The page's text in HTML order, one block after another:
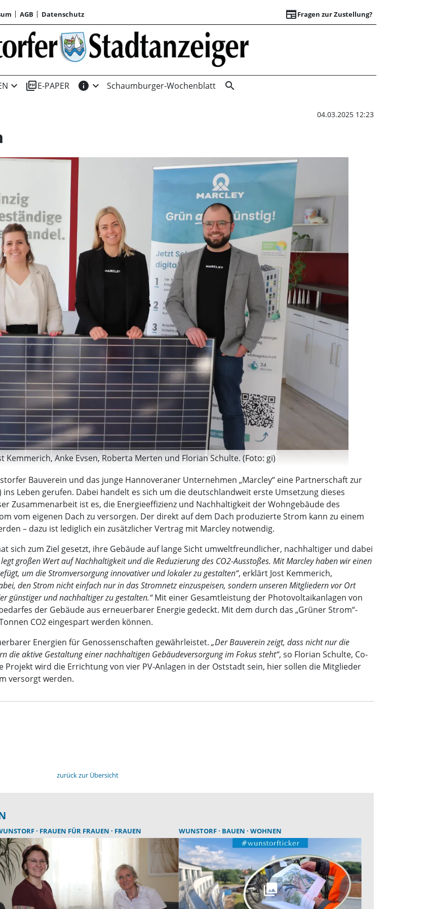
AGB Datenschutz newspaperFragen zur Zustellung?
Kooperation
expand_more picture_as_pdfE-PAPER info expand_more Schaumburger-Wochenblatt search
04.03.2025 12:23
Anke Evsen, Roberta Merten und Florian Schulte. (Foto: gi)
Bauverein und das junge Hannoveraner Unternehmen „Marcley“ eine Partnerschaft zur
Leben gerufen. Dabei handelt es sich um die deutschlandweit erste Umsetzung dieses
Zusammenarbeit ist es, die Energieeffizienz und Nachhaltigkeit der Wohngebäude des
vom eigenen Dach zu versorgen. Der direkt auf dem Dach produzierte Strom kann zu einem
– dazu ist lediglich ein zusätzlicher Vertrag mit Marcley notwendig.
sich zum Ziel gesetzt, ihre Gebäude auf lange Sicht umweltfreundlicher, nachhaltiger und dabei
großen Wert auf Nachhaltigkeit und die Reduzierung des CO2-Ausstoßes. Mit Marcley haben wir einen
um die Stromversorgung innovativer und lokaler zu gestalten“, erklärt Jost Kemmerich,
den Strom nicht einfach nur in das Stromnetz einzuspeisen, sondern unseren Mitgliedern vor Ort
günstiger und nachhaltiger zu gestalten.“Mit einer Gesamtleistung der Photovoltaikanlagen von
der Gebäude aus erneuerbarer Energie gedeckt. Mit dem durch das „Grüner Strom“-
CO2 eingespart werden können.
Energien für Genossenschaften gewährleistet. „Der Bauverein zeigt, dass nicht nur die
die aktive Gestaltung einer nachhaltigen Gebäudeversorgung im Fokus steht“, so Florian Schulte, Co-
Projekt wird die Errichtung von vier PV-Anlagen in der Oststadt sein, hier sollen die Mitglieder
versorgt werden.
zurück zur Übersicht
FRAUEN FÜR FRAUEN FRAUEN WUNSTORF BAUEN WOHNEN